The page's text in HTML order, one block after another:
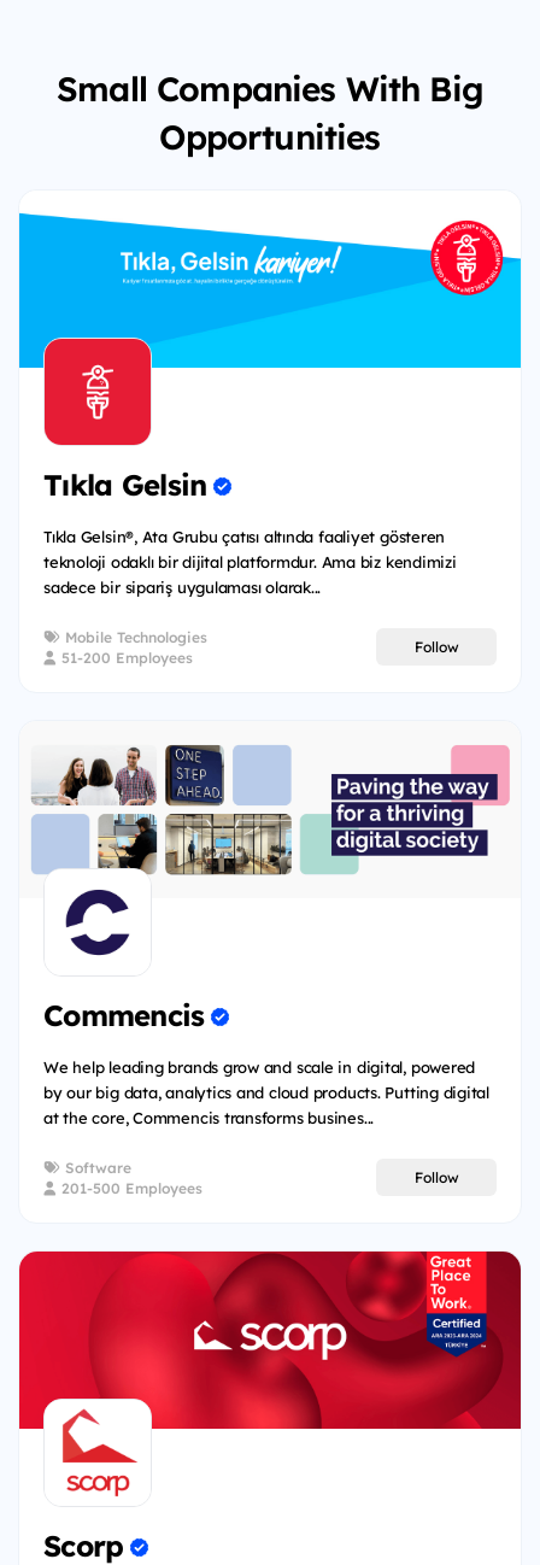
Small Companies With Big
Opportunities
Tıkla Gelsin
Tıkla Gelsin®, Ata Grubu çatısı altında faaliyet gösteren
teknoloji odaklı bir dijital platformdur. Ama biz kendimizi
sadece bir sipariş uygulaması olarak...
Mobile Technologies
51-200 Employees
Follow
Commencis
We help leading brands grow and scale in digital, powered
by our big data, analytics and cloud products. Putting digital
at the core, Commencis transforms busines...
Software
201-500 Employees
Follow
Scorp